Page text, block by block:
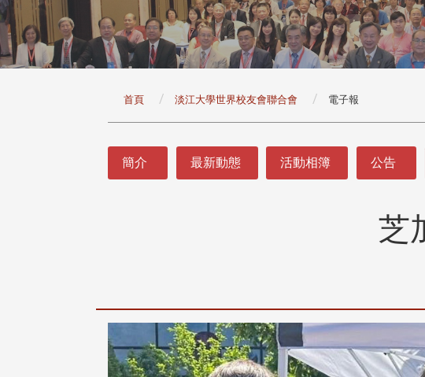
首頁 淡江大學世界校友會聯合會 電子報
簡介 最新動態 活動相簿 公告
芝